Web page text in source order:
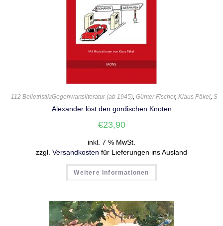
112 Belletristik/Gegenwartsliteratur (ab 1945),Günter Fischer,Klaus Päkel,
Alexander löst den gordischen Knoten
€23,90
inkl. 7 % MwSt.
zzgl. Versandkosten für Lieferungen ins Ausland
Weitere Informationen